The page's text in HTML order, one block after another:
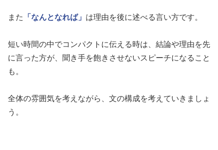
また 「なんとなれば」 は理由を後に述べる言い方です。
短い時間の中でコンパクトに伝える時は、結論や理由を先
に言った方が、聞き手を飽きさせないスピーチになること
も。
全体の雰囲気を考えながら、文の構成を考えていきましょ
う。